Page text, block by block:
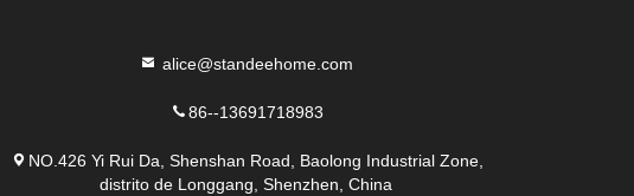
alice@standeehome.com
86--13691718983
NO.426 Yi Rui Da, Shenshan Road, Baolong Industrial Zone,
distrito de Longgang, Shenzhen, China